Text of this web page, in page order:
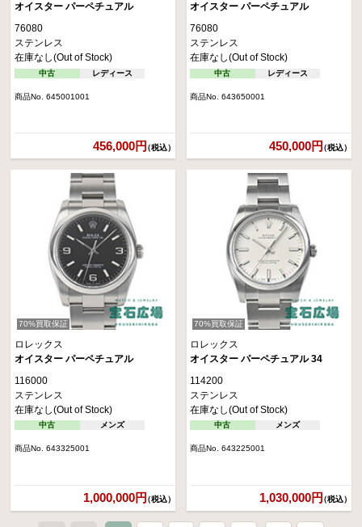
オイスター パーペチュアル
76080
ステンレス
在庫なし(Out of Stock)
中古 レディース
商品No. 645001001
456,000円（税込）
オイスター パーペチュアル
76080
ステンレス
在庫なし(Out of Stock)
中古 レディース
商品No. 643650001
450,000円（税込）
70%買取保証
ロレックス
オイスター パーペチュアル
116000
ステンレス
在庫なし(Out of Stock)
中古 メンズ
商品No. 643325001
1,000,000円（税込）
70%買取保証
ロレックス
オイスター パーペチュアル 34
114200
ステンレス
在庫なし(Out of Stock)
中古 メンズ
商品No. 643225001
1,030,000円（税込）